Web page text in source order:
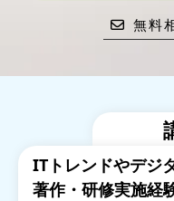
無料
ITトレンドやデジ
著作・研修実施経